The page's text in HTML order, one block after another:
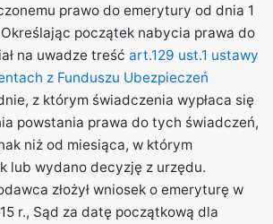
prawo do emerytury od dnia 1
początek nabycia prawa do
na uwadze treść art.129 ust.1 ustawy
z Funduszu Ubezpieczeń
z którym świadczenia wypłaca się
powstania prawa do tych świadczeń,
niż od miesiąca, w którym
lub wydano decyzję z urzędu.
złożył wniosek o emeryturę w
r., Sąd za datę początkową dla